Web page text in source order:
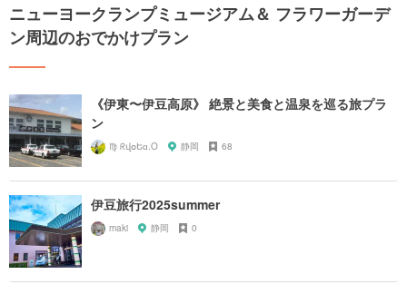
ニューヨークランプミュージアム＆ フラワーガーデ
ン周辺のおでかけプラン
《伊東〜伊豆高原》 絶景と美食と温泉を巡る旅プラ
ン
♍︎ ᖇվօԵɑ.O 静岡 68
伊豆旅行2025summer
maki 静岡 0